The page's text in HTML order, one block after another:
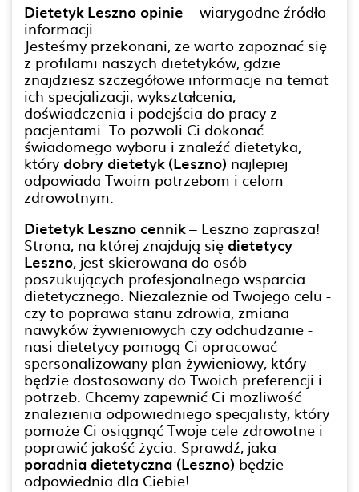
Dietetyk Leszno opinie – wiarygodne źródło
informacji
Jesteśmy przekonani, że warto zapoznać się
z profilami naszych dietetyków, gdzie
znajdziesz szczegółowe informacje na temat
ich specjalizacji, wykształcenia,
doświadczenia i podejścia do pracy z
pacjentami. To pozwoli Ci dokonać
świadomego wyboru i znaleźć dietetyka,
który dobry dietetyk (Leszno) najlepiej
odpowiada Twoim potrzebom i celom
zdrowotnym.
Dietetyk Leszno cennik– Leszno zaprasza!
Strona, na której znajdują się dietetycy
Leszno, jest skierowana do osób
poszukujących profesjonalnego wsparcia
dietetycznego. Niezależnie od Twojego celu -
czy to poprawa stanu zdrowia, zmiana
nawyków żywieniowych czy odchudzanie -
nasi dietetycy pomogą Ci opracować
spersonalizowany plan żywieniowy, który
będzie dostosowany do Twoich preferencji i
potrzeb. Chcemy zapewnić Ci możliwość
znalezienia odpowiedniego specjalisty, który
pomoże Ci osiągnąć Twoje cele zdrowotne i
poprawić jakość życia. Sprawdź, jaka
poradnia dietetyczna (Leszno) będzie
odpowiednia dla Ciebie!